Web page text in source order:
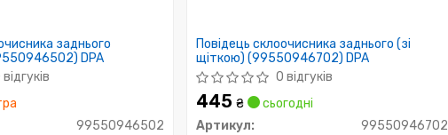
заднього
DPA
99550946502
Повідець склоочисника заднього (зі
щіткою) (99550946702) DPA
0 відгуків
445₴
сьогодні
Артикул:
99550946702